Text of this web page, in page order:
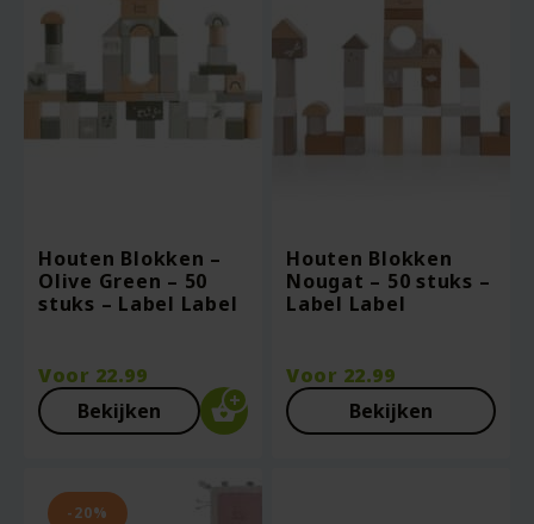
Houten Blokken –
Olive Green – 50
stuks – Label Label
Voor 22.99
Bekijken
Houten Blokken
Nougat – 50 stuks –
Label Label
Voor 22.99
Bekijken
-20%